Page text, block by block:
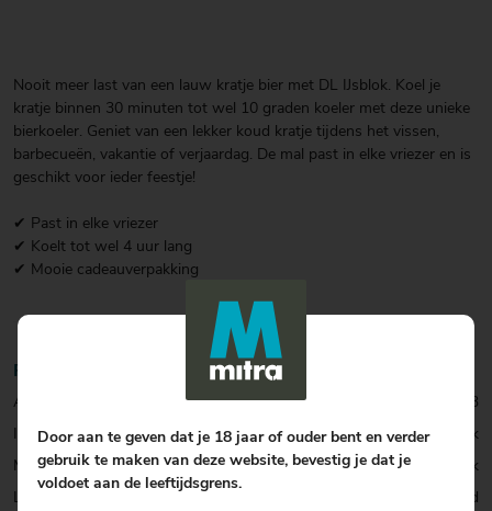
Nooit meer last van een lauw kratje bier met DL IJsblok. Koel je
kratje binnen 30 minuten tot wel 10 graden koeler met deze unieke
bierkoeler. Geniet van een lekker koud kratje tijdens het vissen,
barbecueën, vakantie of verjaardag. De mal past in elke vriezer en is
geschikt voor ieder feestje!
✔ Past in elke vriezer
✔ Koelt tot wel 4 uur lang
✔ Mooie cadeauverpakking
Productinformatie
Artikelcode:
0001024333
Inhoud:
1 stuk
Merk:
DL IJsblok
Land:
Nederland
Door aan te geven dat je 18 jaar of ouder bent en verder
gebruik te maken van deze website, bevestig je dat je
voldoet aan de leeftijdsgrens.